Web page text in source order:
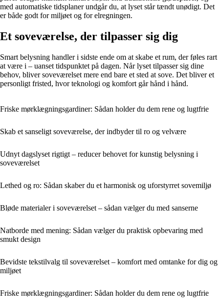
med automatiske tidsplaner undgår du, at lyset står tændt unødigt. Det
er både godt for miljøet og for elregningen.
Et soveværelse, der tilpasser sig dig
Smart belysning handler i sidste ende om at skabe et rum, der føles rart
at være i – uanset tidspunktet på dagen. Når lyset tilpasser sig dine
behov, bliver soveværelset mere end bare et sted at sove. Det bliver et
personligt fristed, hvor teknologi og komfort går hånd i hånd.
Friske mørklægningsgardiner: Sådan holder du dem rene og lugtfrie
Skab et sanseligt soveværelse, der indbyder til ro og velvære
Udnyt dagslyset rigtigt – reducer behovet for kunstig belysning i
soveværelset
Lethed og ro: Sådan skaber du et harmonisk og uforstyrret sovemiljø
Bløde materialer i soveværelset – sådan vælger du med sanserne
Natborde med mening: Sådan vælger du praktisk opbevaring med
smukt design
Bevidste tekstilvalg til soveværelset – komfort med omtanke for dig og
miljøet
Friske mørklægningsgardiner: Sådan holder du dem rene og lugtfrie